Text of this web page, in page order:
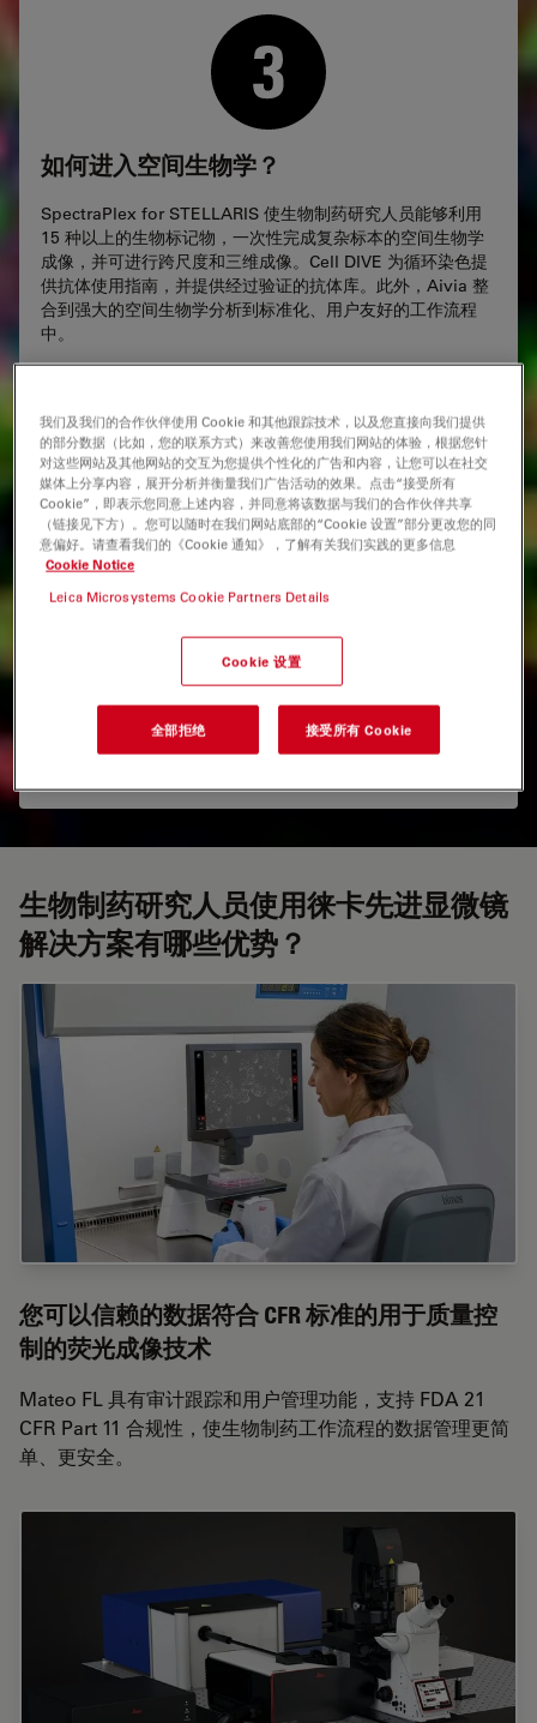
如何进入空间生物学？
SpectraPlex for STELLARIS 使生物制药研究人员能够利用
15 种以上的生物标记物，一次性完成复杂标本的空间生物学
成像，并可进行跨尺度和三维成像。Cell DIVE 为循环染色提
供抗体使用指南，并提供经过验证的抗体库。此外，Aivia 整
合到强大的空间生物学分析到标准化、用户友好的工作流程
中。
您能通过空间成像来验证生命机制吗？
是的，通过利用荧光寿命成像、超分辨率、多光子显微镜、光
片和无标记化学成像以及3D多色成像技术来发现细胞和组织
中的空间。STELLARIS 共聚焦平台具有这些多模态功能，有
助于验证与空间生物学相关的机制。
生物制药研究人员使用徕卡先进显微镜
解决方案有哪些优势？
您可以信赖的数据符合 CFR 标准的用于质量控
制的荧光成像技术
Mateo FL 具有审计跟踪和用户管理功能，支持 FDA 21
CFR Part 11 合规性，使生物制药工作流程的数据管理更简
单、更安全。
我们及我们的合作伙伴使用 Cookie 和其他跟踪技术，以及您直接向我们提供
的部分数据（比如，您的联系方式）来改善您使用我们网站的体验，根据您针
对这些网站及其他网站的交互为您提供个性化的广告和内容，让您可以在社交
媒体上分享内容，展开分析并衡量我们广告活动的效果。点击“接受所有
Cookie”，即表示您同意上述内容，并同意将该数据与我们的合作伙伴共享
（链接见下方）。您可以随时在我们网站底部的“Cookie 设置”部分更改您的同
意偏好。请查看我们的《Cookie 通知》，了解有关我们实践的更多信息
Cookie Notice
Leica Microsystems Cookie Partners Details
Cookie 设置
全部拒绝 接受所有 Cookie